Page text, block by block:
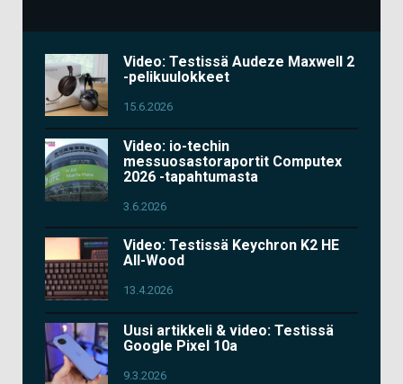
Video: Testissä Audeze Maxwell 2
-pelikuulokkeet
15.6.2026
Video: io-techin
messuosastoraportit Computex
2026 -tapahtumasta
3.6.2026
Video: Testissä Keychron K2 HE
All-Wood
13.4.2026
Uusi artikkeli & video: Testissä
Google Pixel 10a
9.3.2026